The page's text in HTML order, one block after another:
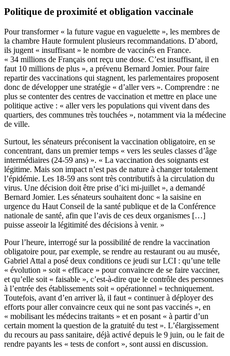
Politique de proximité et obligation vaccinale
Pour transformer « la future vague en vaguelette », les membres de
la chambre Haute formulent plusieurs recommandations. D’abord,
ils jugent « insuffisant » le nombre de vaccinés en France.
« 34 millions de Français ont reçu une dose. C’est insuffisant, il en
faut 10 millions de plus », a prévenu Bernard Jomier. Pour faire
repartir des vaccinations qui stagnent, les parlementaires proposent
donc de développer une stratégie « d’aller vers ». Comprendre : ne
plus se contenter des centres de vaccination et mettre en place une
politique active : « aller vers les populations qui vivent dans des
quartiers, des communes très touchées », notamment via la médecine
de ville.
Surtout, les sénateurs préconisent la vaccination obligatoire, en se
concentrant, dans un premier temps « vers les seules classes d’âge
intermédiaires (24-59 ans) ». « La vaccination des soignants est
légitime. Mais son impact n’est pas de nature à changer totalement
l’épidémie. Les 18-59 ans sont très contributifs à la circulation du
virus. Une décision doit être prise d’ici mi-juillet », a demandé
Bernard Jomier. Les sénateurs souhaitent donc « la saisine en
urgence du Haut Conseil de la santé publique et de la Conférence
nationale de santé, afin que l’avis de ces deux organismes […]
puisse asseoir la légitimité des décisions à venir. »
Pour l’heure, interrogé sur la possibilité de rendre la vaccination
obligatoire pour, par exemple, se rendre au restaurant ou au musée,
Gabriel Attal a posé deux conditions ce jeudi sur LCI : qu’une telle
« évolution » soit « efficace » pour convaincre de se faire vacciner,
et qu’elle soit « faisable », c’est-à-dire que le contrôle des personnes
à l’entrée des établissements soit « opérationnel » techniquement.
Toutefois, avant d’en arriver là, il faut « continuer à déployer des
efforts pour aller convaincre ceux qui ne sont pas vaccinés », en
« mobilisant les médecins traitants » et en posant « à partir d’un
certain moment la question de la gratuité du test ». L’élargissement
du recours au pass sanitaire, déjà activé depuis le 9 juin, ou le fait de
rendre payants les « tests de confort », sont aussi en discussion.